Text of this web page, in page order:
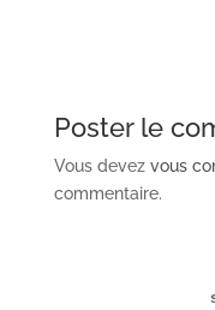
Poster le
Vous devez vous
commentaire.